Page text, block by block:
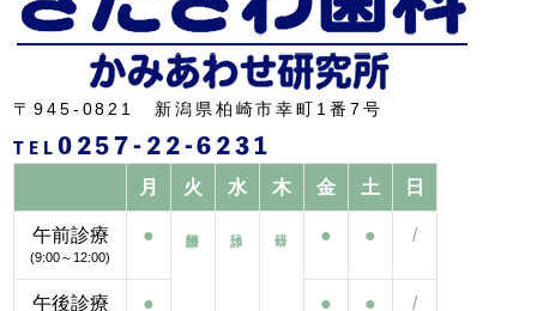
〒945-0821 新潟県柏崎市幸町1番7号
TEL 0257-22-6231
月 火 水 木 金 土 日
午前診療
(9:00～12:00)
● ● ● /
午後診療 ● ● ● /